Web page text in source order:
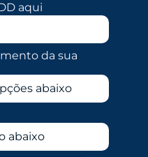
aqui
da sua